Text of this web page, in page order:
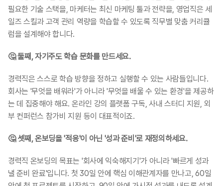
필요한 기술 스택을, 마케터는 최신 마케팅 툴과 전략을, 영업직은 세
일즈 스킬과 고객 관리 역량을 학습할 수 있도록 직무별 맞춤 커리큘
럼을 설계해야 합니다.
🤔 둘째, 자기주도 학습 문화를 만드세요.
경력직은 스스로 학습 방향을 정하고 실행할 수 있는 사람들입니다.
회사는 '무엇을 배워라'가 아니라 '무엇을 배울 수 있는 환경'을 제공하
는 데 집중해야 해요. 온라인 강의 플랫폼 구독, 사내 스터디 지원, 외
부 컨퍼런스 참가비 지원 등이 대표적이죠.
🤔 셋째, 온보딩을 '적응'이 아닌 '성과 준비'로 재정의하세요.
경력직 온보딩의 목표는 '회사에 익숙해지기'가 아니라 '빠르게 성과
낼 준비 완료'입니다. 첫 30일 안에 핵심 이해관계자를 만나고, 60일